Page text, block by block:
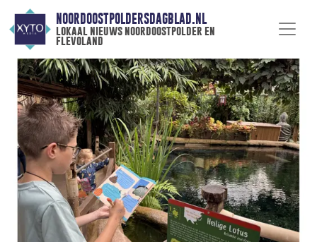
NOORDOOSTPOLDERSDAGBLAD.NL
lokaal nieuws noordoostpolder en
flevoland